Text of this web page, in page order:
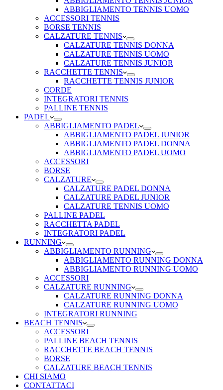
ABBIGLIAMENTO TENNIS UOMO
ACCESSORI TENNIS
BORSE TENNIS
CALZATURE TENNIS
CALZATURE TENNIS DONNA
CALZATURE TENNIS UOMO
CALZATURE TENNIS JUNIOR
RACCHETTE TENNIS
RACCHETTE TENNIS JUNIOR
CORDE
INTEGRATORI TENNIS
PALLINE TENNIS
PADEL
ABBIGLIAMENTO PADEL
ABBIGLIAMENTO PADEL JUNIOR
ABBIGLIAMENTO PADEL DONNA
ABBIGLIAMENTO PADEL UOMO
ACCESSORI
BORSE
CALZATURE
CALZATURE PADEL DONNA
CALZATURE PADEL JUNIOR
CALZATURE TENNIS UOMO
PALLINE PADEL
RACCHETTA PADEL
INTEGRATORI PADEL
RUNNING
ABBIGLIAMENTO RUNNING
ABBIGLIAMENTO RUNNING DONNA
ABBIGLIAMENTO RUNNING UOMO
ACCESSORI
CALZATURE RUNNING
CALZATURE RUNNING DONNA
CALZATURE RUNNING UOMO
INTEGRATORI RUNNING
BEACH TENNIS
ACCESSORI
PALLINE BEACH TENNIS
RACCHETTE BEACH TENNIS
BORSE
CALZATURE BEACH TENNIS
CHI SIAMO
CONTATTACI